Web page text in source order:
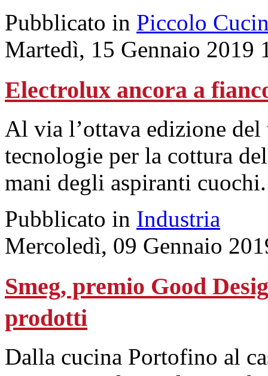
Pubblicato in Piccolo
Martedì, 15 Gennaio 2019
Electrolux ancora a
Al via l’ottava edizione
tecnologie per la cottura
mani degli aspiranti cuochi.
Pubblicato in Industria
Mercoledì, 09 Gennaio
Smeg, premio Good
prodotti
Dalla cucina Portofino al